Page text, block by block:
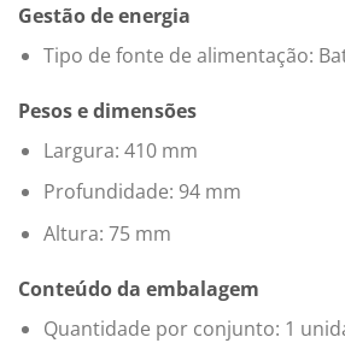
Gestão de energia
Tipo de fonte de alimentação:
Pesos e dimensões
Largura: 410 mm
Profundidade: 94 mm
Altura: 75 mm
Conteúdo da embalagem
Quantidade por conjunto: 1